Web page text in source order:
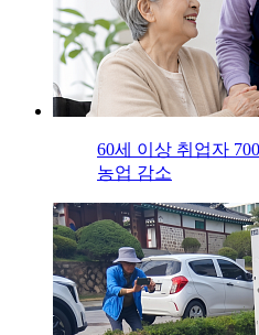
60세 이상 취업자
농업 감소